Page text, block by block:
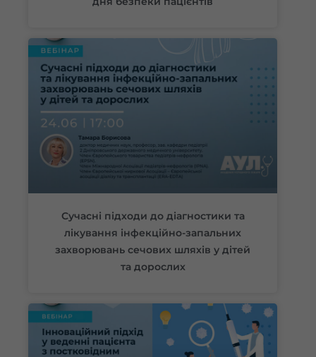
Сучасні підходи до діагностики та
лікування інфекційно-запальних
захворювань сечових шляхів у дітей
та дорослих